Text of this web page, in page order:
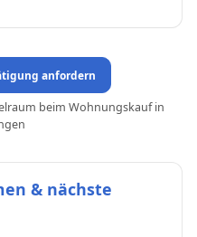
anfordern
beim Wohnungskauf in
& nächste